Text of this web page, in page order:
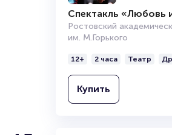
Спектакль «Любовь
Ростовский
им. М.Горького
12+ 2 часа Театр
Купить